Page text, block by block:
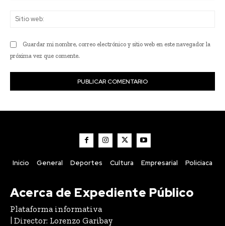
Guardar mi nombre, correo electrónico y sitio web en este navegador la
próxima vez que comente.
Inicio General Deportes Cultura Empresarial Policiaca
Acerca de Expediente Público
Plataforma informativa
| Director: Lorenzo Garibay